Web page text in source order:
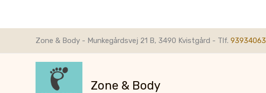
indholdet
Zone & Body - Munkegårdsvej 21 B, 3490 Kvistgård - Tlf. 93934063
Zone & Body